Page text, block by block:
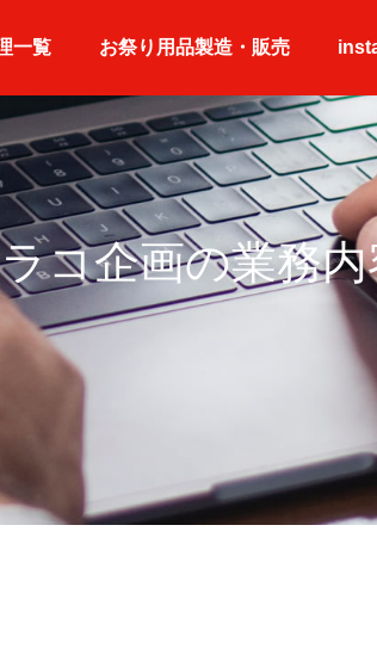
一覧 お祭り用品製造・販売
盛皿・寿司皿 単
コ企画の業務内